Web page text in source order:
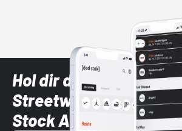
Hol dir die neuesten
Streetwear-Brands
Stock App